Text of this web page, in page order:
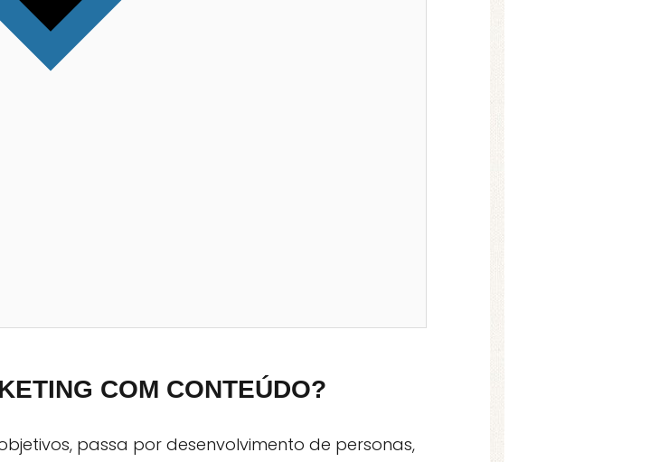
COM CONTEÚDO?
passa por desenvolvimento de personas,